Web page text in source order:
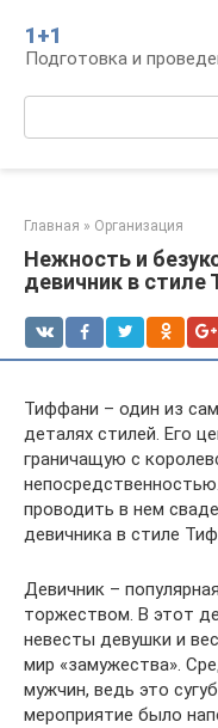
контенту
1+1
Подготовка и
Главная » Организация
Нежность и
девичник в стиле
Тиффани – один из
деталях стилей. Его
граничащую с
проводить в нем
девичника в стиле
Девичник –
торжеством. В этот
невесты девушки и
мир «замужества».
мужчин, ведь это
мероприятие было